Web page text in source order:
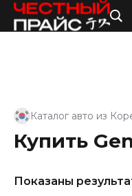
Показаны
Каталог авто из
Купить